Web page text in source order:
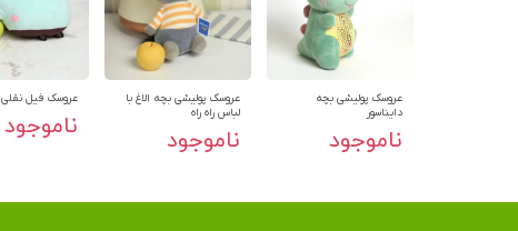
عروسک پولیشی بچه
دایناسور
ناموجود
عروسک پولیشی بچه الاغ با
لباس راه راه
ناموجود
عروسک فیل نقلی
ناموجود